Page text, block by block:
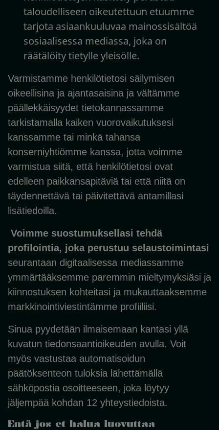
taloudelliseen oikeutettuun etuumme
tarjota asiaankuuluvaa mainossisältöä
sosiaalisessa mediassa, joka on
räätälöity tietylle yleisölle.
Varmistamme henkilötietosi säilymisen
oikeellisina ja ajantasaisina ja vältämme
päällekkäisyydet tietokannassamme
tarkistamalla kaiken vuorovaikutuksesi
kanssamme tai minkä tahansa
konserniyhtiömme kanssa, jotta voimme
varmistua siitä, että henkilötietosi ovat
edelleen paikkansapitäviä tai että niitä on
täydennettävä tai päivitettävä antamillasi
lisätiedoilla.
Voimme suostumuksellasi tehdä
profilointia, joka perustuu selaustoimintasi
seurantaan digitaalisessa mediassamme
ymmärtääksemme paremmin mieltymyksiäsi ja
kiinnostuksen kohteitasi ja mukauttaaksemme
markkinointiviestintämme profiiliisi.
Sinua pyydetään ilmaisemaan kantasi yllä
kuvatun tiedonsaantioikeuden avulla. Voit
myös vastustaa automatisoidun
päätöksenteon tuloksia lähettämällä
sähköpostia osoitteeseen, joka löytyy
jäljempää kohdan 12 yhteystiedoista.
Entä jos et halua luovuttaa